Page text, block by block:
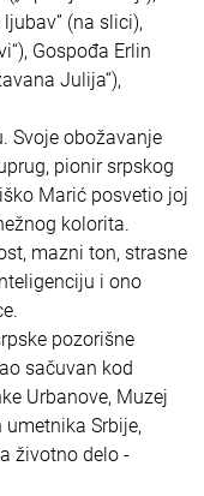
(na slici),
Gospođa Erlin
Julija“),
Svoje obožavanje
pionir srpskog
Marić posvetio joj
kolorita.
mazni ton, strasne
i ono
pozorišne
sačuvan kod
Urbanove, Muzej
Srbije,
životno delo -